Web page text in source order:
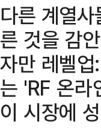
다른 계열
른 것을 감
자만 레벨
는 'RF 온라
이 시장에